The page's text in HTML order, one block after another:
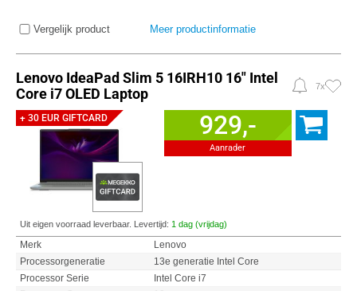
Vergelijk product Meer productinformatie
Lenovo IdeaPad Slim 5 16IRH10 16" Intel
Core i7 OLED Laptop
7x
+ 30 EUR GIFTCARD 929,-
Aanrader
Uit eigen voorraad leverbaar. Levertijd: 1 dag (vrijdag)
Merk
Lenovo
Processorgeneratie
13e generatie Intel Core
Processor Serie
Intel Core i7